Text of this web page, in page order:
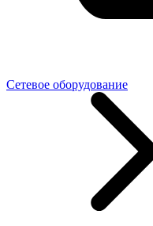
Сетевое оборудование